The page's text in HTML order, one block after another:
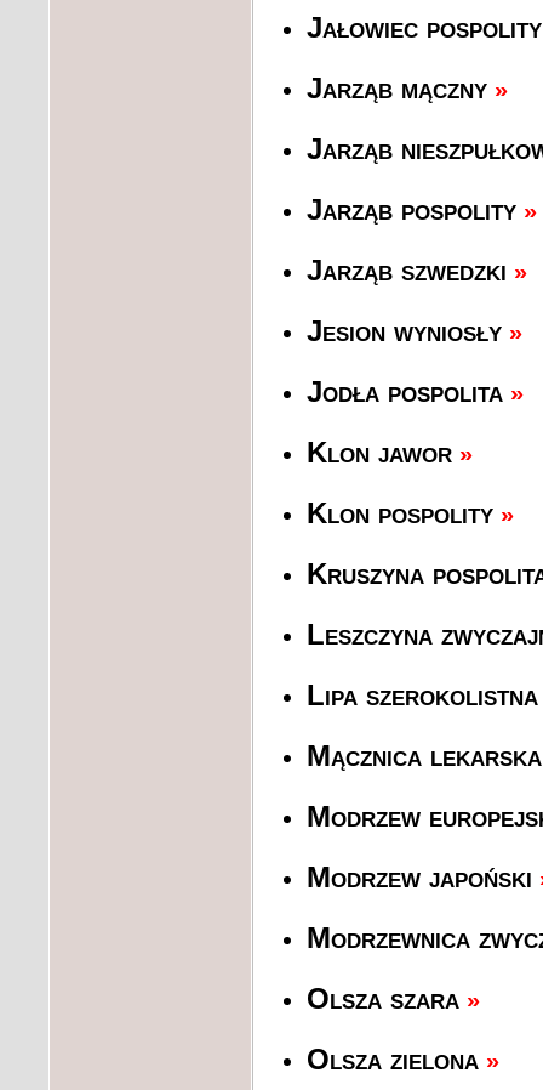
Jałowiec pospolity
Jarząb mączny »
Jarząb
Jarząb pospolity »
Jarząb szwedzki »
Jesion wyniosły »
Jodła pospolita »
Klon jawor »
Klon pospolity »
Kruszyna
Leszczyna
Lipa szerokolistna
Mącznica lekarska
Modrzew
Modrzew japoński
Modrzewnica
Olsza szara »
Olsza zielona »